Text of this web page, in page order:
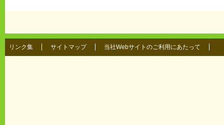
リンク集 サイトマップ 当社Webサイトのご利用にあたって